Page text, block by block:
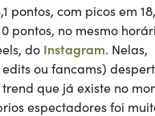
pontos, com picos em 18,
pontos, no mesmo
do Instagram. Nelas,
ou fancams)
que já existe no
espectadores foi